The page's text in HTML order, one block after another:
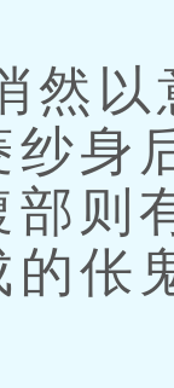
以
纱身
部则
的伥